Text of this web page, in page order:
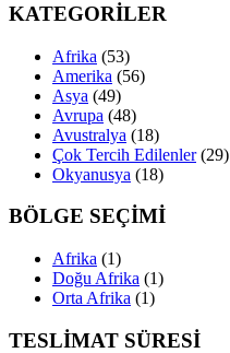
KATEGORİLER
Afrika (53)
Amerika (56)
Asya (49)
Avrupa (48)
Avustralya (18)
Çok Tercih Edilenler (29)
Okyanusya (18)
BÖLGE SEÇİMİ
Afrika (1)
Doğu Afrika (1)
Orta Afrika (1)
TESLİMAT SÜRESİ